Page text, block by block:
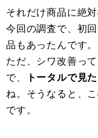
それだけ商品に絶
今回の調査で、初
品もあったんです。
ただ、シワ改善っ
で、
トータルで見
ね。そうなると、
です。